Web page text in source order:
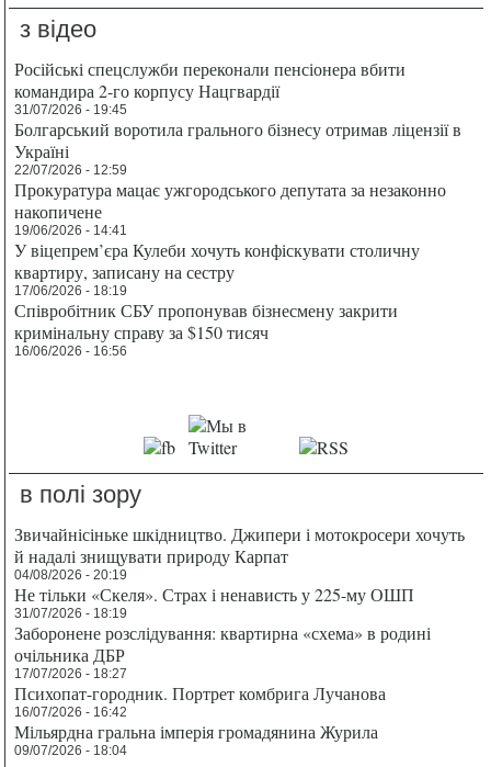
з відео
Російські спецслужби переконали пенсіонера вбити
командира 2-го корпусу Нацгвардії
31/07/2026 - 19:45
Болгарський воротила грального бізнесу отримав ліцензії в
Україні
22/07/2026 - 12:59
Прокуратура мацає ужгородського депутата за незаконно
накопичене
19/06/2026 - 14:41
У віцепрем’єра Кулеби хочуть конфіскувати столичну
квартиру, записану на сестру
17/06/2026 - 18:19
Співробітник СБУ пропонував бізнесмену закрити
кримінальну справу за $150 тисяч
16/06/2026 - 16:56
в полі зору
Звичайнісіньке шкідництво. Джипери і мотокросери хочуть
й надалі знищувати природу Карпат
04/08/2026 - 20:19
Не тільки «Скеля». Страх і ненависть у 225-му ОШП
31/07/2026 - 18:19
Заборонене розслідування: квартирна «схема» в родині
очільника ДБР
17/07/2026 - 18:27
Психопат-городник. Портрет комбрига Лучанова
16/07/2026 - 16:42
Мільярдна гральна імперія громадянина Журила
09/07/2026 - 18:04